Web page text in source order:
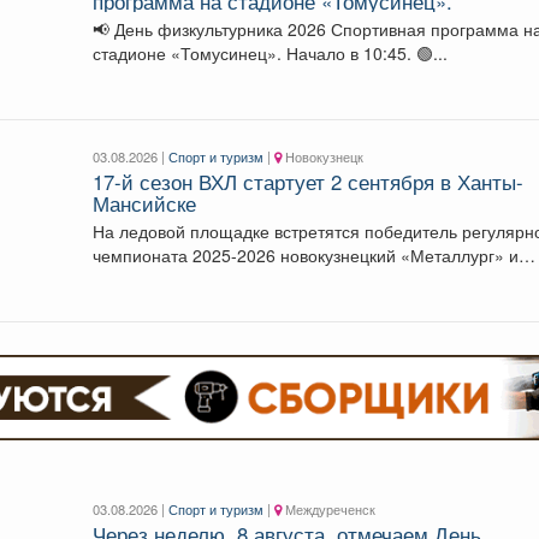
📢 День физкультурника 2026 Спортивная программа
стадионе «Томусинец». Начало в 10:45. 🟢...
03.08.2026 |Спорт и туризм | Новокузнецк
17-й сезон ВХЛ стартует 2 сентября в Ханты-
Мансийске
На ледовой площадке встретятся победитель
чемпионата 2025-2026 новокузнецкий «Металлург» и
03.08.2026 |Спорт и туризм | Междуреченск